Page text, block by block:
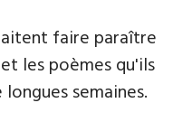
​faire paraître
les poèmes qu'ils
semaines.